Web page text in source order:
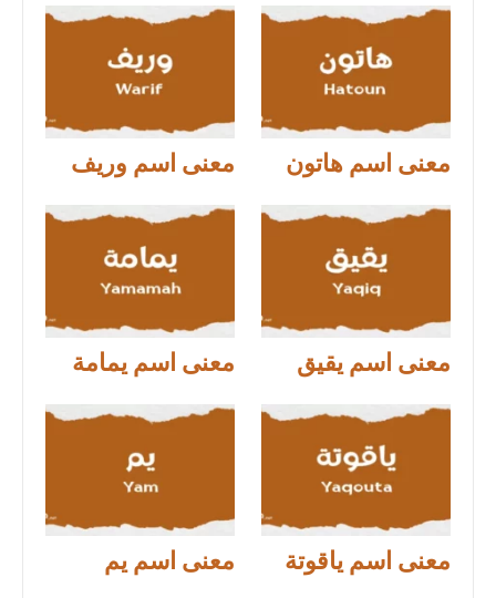
معنى اسم هاتون معنى اسم وريف
معنى اسم يقيق معنى اسم يمامة
معنى اسم ياقوتة معنى اسم يم